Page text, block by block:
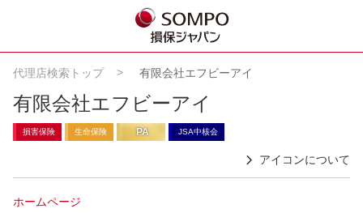
代理店検索トップ 有限会社エフビーアイ
有限会社エフビーアイ
損害保険 生命保険 PA JSA中核会
アイコンについて
ホームページ